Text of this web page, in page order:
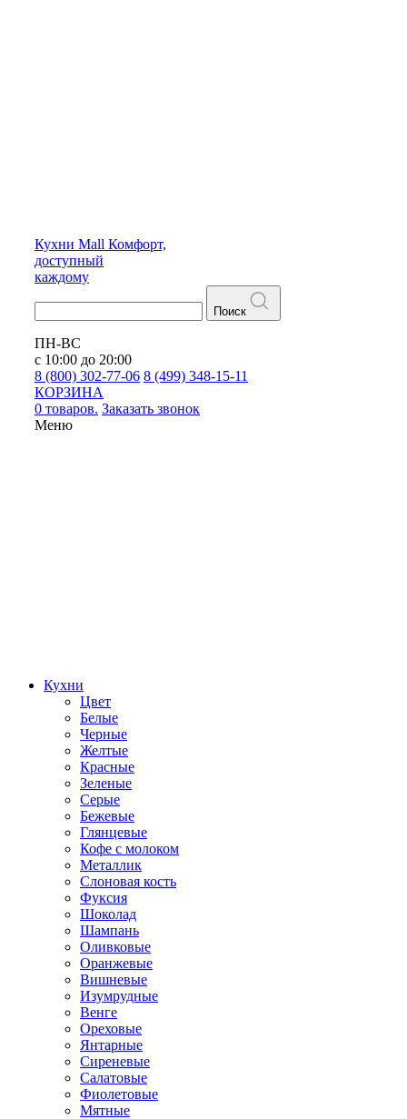
Кухни Mall Комфорт,
доступный
каждому
Поиск
ПН-ВС
с 10:00 до 20:00
8 (800) 302-77-06 8 (499) 348-15-11
КОРЗИНА
0 товаров. Заказать звонок
Меню
Кухни
Цвет
Белые
Черные
Желтые
Красные
Зеленые
Серые
Бежевые
Глянцевые
Кофе с молоком
Металлик
Слоновая кость
Фуксия
Шоколад
Шампань
Оливковые
Оранжевые
Вишневые
Изумрудные
Венге
Ореховые
Янтарные
Сиреневые
Салатовые
Фиолетовые
Мятные